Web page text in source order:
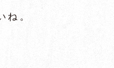
ね。